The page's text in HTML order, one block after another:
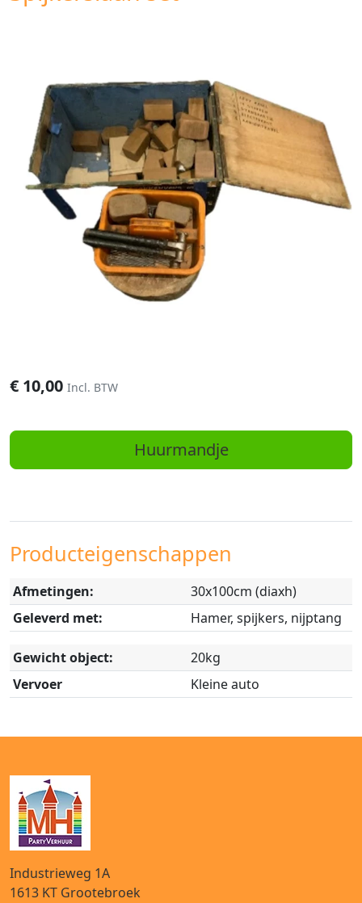
€ 10,00 Incl. BTW
Huurmandje
Producteigenschappen
Afmetingen:
30x100cm (diaxh)
Geleverd met:
Hamer, spijkers, nijptang
Gewicht object:
20kg
Vervoer
Kleine auto
Industrieweg 1A
1613 KT Grootebroek